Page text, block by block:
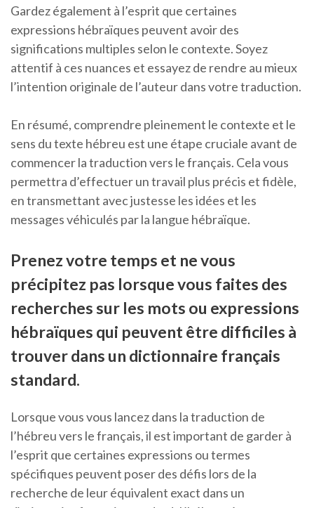
Gardez également à l’esprit que certaines
expressions hébraïques peuvent avoir des
significations multiples selon le contexte. Soyez
attentif à ces nuances et essayez de rendre au mieux
l’intention originale de l’auteur dans votre traduction.
En résumé, comprendre pleinement le contexte et le
sens du texte hébreu est une étape cruciale avant de
commencer la traduction vers le français. Cela vous
permettra d’effectuer un travail plus précis et fidèle,
en transmettant avec justesse les idées et les
messages véhiculés par la langue hébraïque.
Prenez votre temps et ne vous
précipitez pas lorsque vous faites des
recherches sur les mots ou expressions
hébraïques qui peuvent être difficiles à
trouver dans un dictionnaire français
standard.
Lorsque vous vous lancez dans la traduction de
l’hébreu vers le français, il est important de garder à
l’esprit que certaines expressions ou termes
spécifiques peuvent poser des défis lors de la
recherche de leur équivalent exact dans un